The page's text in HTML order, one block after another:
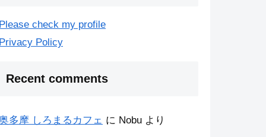
check my profile
Policy
Recent comments
多摩 しろまるカフェ に Nobu より